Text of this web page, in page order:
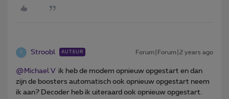
S Stroobl AUTEUR Forum|Forum|2 years ago
@Michael Vik heb de modem opnieuw opgestart en dan
zijn de boosters automatisch ook opnieuw opgestart neem
ik aan? Decoder heb ik uiteraard ook opnieuw opgestart.